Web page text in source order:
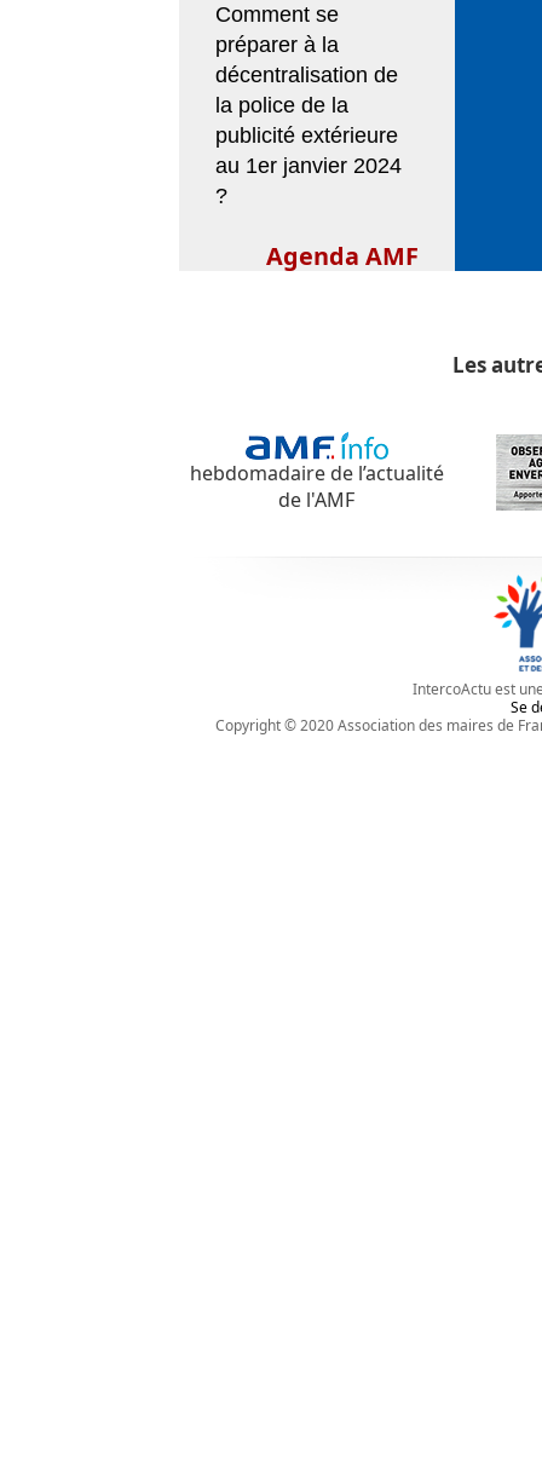
Comment se
préparer à la
décentralisation de
la police de la
publicité extérieure
au 1er janvier 2024
?
Agenda AMF
Les
hebdomadaire de l’actualité
de l'AMF
IntercoActu est
Se
Copyright © 2020Association des maires de